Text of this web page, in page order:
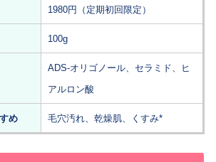
1980円（定期初回限定）
100g
ADS-オリゴノール、セラミド、ヒ
アルロン酸
め 毛穴汚れ、乾燥肌、くすみ*